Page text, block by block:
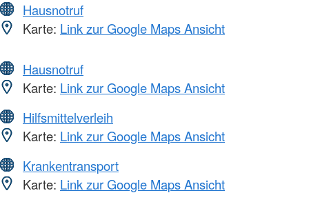
Hausnotruf
Karte: Link zur Google Maps Ansicht
Hausnotruf
Karte: Link zur Google Maps Ansicht
Hilfsmittelverleih
Karte: Link zur Google Maps Ansicht
Krankentransport
Karte: Link zur Google Maps Ansicht